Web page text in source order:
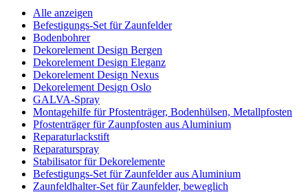
Alle anzeigen
Befestigungs-Set für Zaunfelder
Bodenbohrer
Dekorelement Design Bergen
Dekorelement Design Eleganz
Dekorelement Design Nexus
Dekorelement Design Oslo
GALVA-Spray
Montagehilfe für Pfostenträger, Bodenhülsen, Metallpfosten
Pfostenträger für Zaunpfosten aus Aluminium
Reparaturlackstift
Reparaturspray
Stabilisator für Dekorelemente
Befestigungs-Set für Zaunfelder aus Aluminium
Zaunfeldhalter-Set für Zaunfelder, beweglich